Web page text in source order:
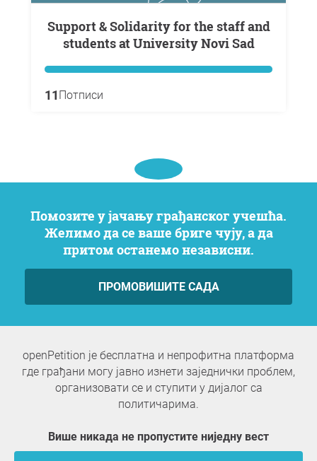
Support & Solidarity for the staff and
students at University Novi Sad
11 Потписи
Помозите у јачању грађанског учешћа.
Желимо да се ваше бриге чују, а да
притом останемо независни.
ПРОМОВИШИТЕ САДА
openPetition је бесплатна и непрофитна платформа
где грађани могу јавно изнети заједнички проблем,
организовати се и ступити у дијалог са
политичарима.
Више никада не пропустите ниједну вест